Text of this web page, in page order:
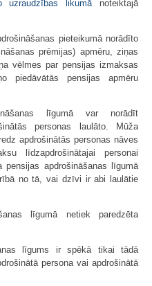
uzraudzības likumānoteiktajā
pieteikumā norādīto
prēmijas) apmēru, ziņas
vēlmes par pensijas izmaksas
piedāvātās pensijas apmēru
līgumā var norādīt
personas laulāto. Mūža
apdrošinātās personas nāves
līdzapdrošinātajai personai
pensijas apdrošināšanas līgumā
no tā, vai dzīvi ir abi laulātie
līgumā netiek paredzēta
līgums ir spēkā tikai tādā
persona vai apdrošinātā